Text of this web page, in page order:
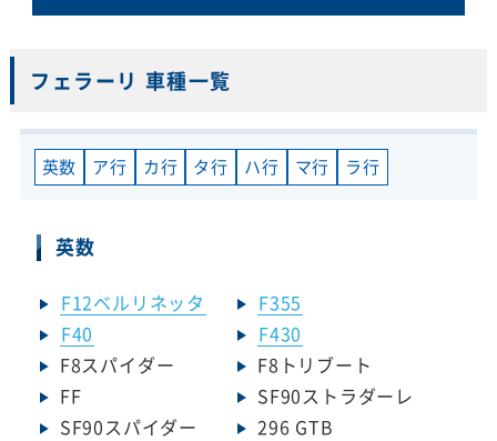
フェラーリ 車種一覧
英数 ア行 カ行 タ行 ハ行 マ行 ラ行
英数
F12ベルリネッタ
F355
F40
F430
F8スパイダー
F8トリブート
FF
SF90ストラダーレ
SF90スパイダー
296 GTB